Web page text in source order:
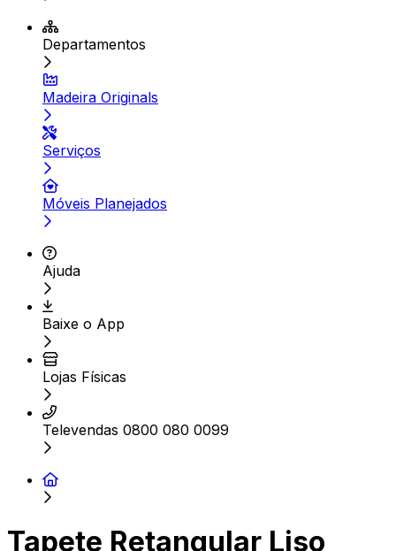
Departamentos
Madeira Originals
Serviços
Móveis Planejados
Ajuda
Baixe o App
Lojas Físicas
Televendas 0800 080 0099
Tapete Retangular Liso